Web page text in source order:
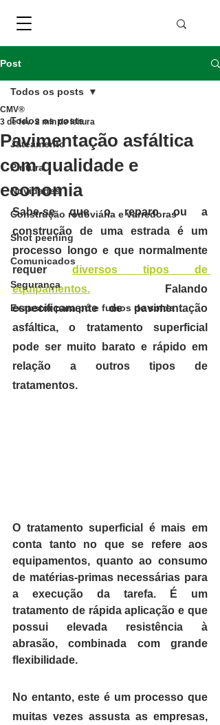
Post
Todos os posts
Jateamento
Pintura
Novidades
Construção rodoviária e varredoras
Shot peening
Comunicados
Segurança
Exaustor para pó e fumos de solda
Todos os posts
Pavimentação asfáltica
com qualidade e
economia
CMV®
3 de fev. 2 min de leitura
Sabe-se que o reparo ou a
construção de uma estrada é um
processo longo e que normalmente
requer diversos tipos de
equipamentos. Falando
especificamente de pavimentação
asfáltica, o tratamento superficial
pode ser muito barato e rápido em
relação a outros tipos de
tratamentos.
O tratamento superficial é mais em
conta tanto no que se refere aos
equipamentos, quanto ao consumo
de matérias-primas necessárias para
a execução da tarefa. É um
tratamento de rápida aplicação e que
possui elevada resistência à
abrasão, combinada com grande
flexibilidade.
No entanto, este é um processo que
muitas vezes assusta as empresas,